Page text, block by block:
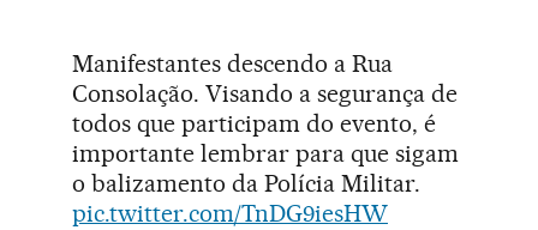
Manifestantes descendo a Rua
Consolação. Visando a segurança de
todos que participam do evento, é
importante lembrar para que sigam
o balizamento da Polícia Militar.
pic.twitter.com/TnDG9iesHW